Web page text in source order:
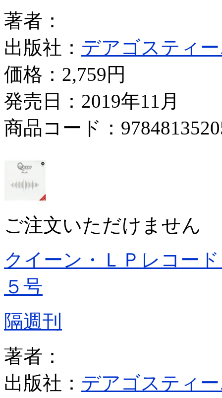
著者：
出版社： デアゴスティ
価格： 2,759円
発売日：2019年11月
商品コード：
ご注文いただけません
クイーン・ＬＰレコー
５号
隔週刊
著者：
出版社： デアゴスティ